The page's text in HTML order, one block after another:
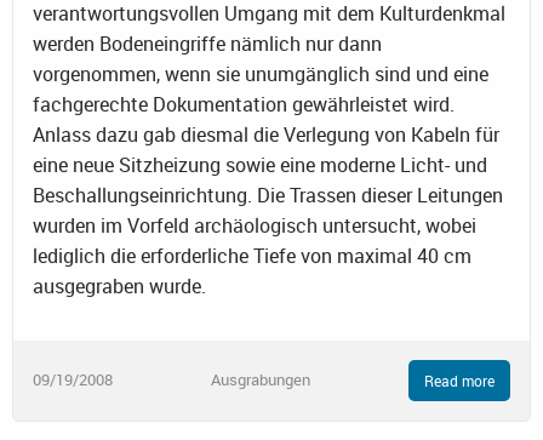
verantwortungsvollen Umgang mit dem Kulturdenkmal
werden Bodeneingriffe nämlich nur dann
vorgenommen, wenn sie unumgänglich sind und eine
fachgerechte Dokumentation gewährleistet wird.
Anlass dazu gab diesmal die Verlegung von Kabeln für
eine neue Sitzheizung sowie eine moderne Licht- und
Beschallungseinrichtung. Die Trassen dieser Leitungen
wurden im Vorfeld archäologisch untersucht, wobei
lediglich die erforderliche Tiefe von maximal 40 cm
ausgegraben wurde.
09/19/2008 Ausgrabungen Read more